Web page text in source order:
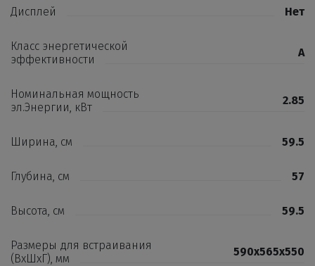
Дисплей Нет
Класс энергетической
эффективности
A
Номинальная мощность
эл.Энергии, кВт
2.85
Ширина, см 59.5
Глубина, см 57
Высота, см 59.5
Размеры для встраивания
(ВхШхГ), мм
590x565x550